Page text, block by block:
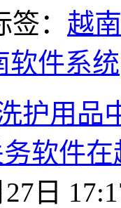
签： 越
软件系统
护用品
软件
日